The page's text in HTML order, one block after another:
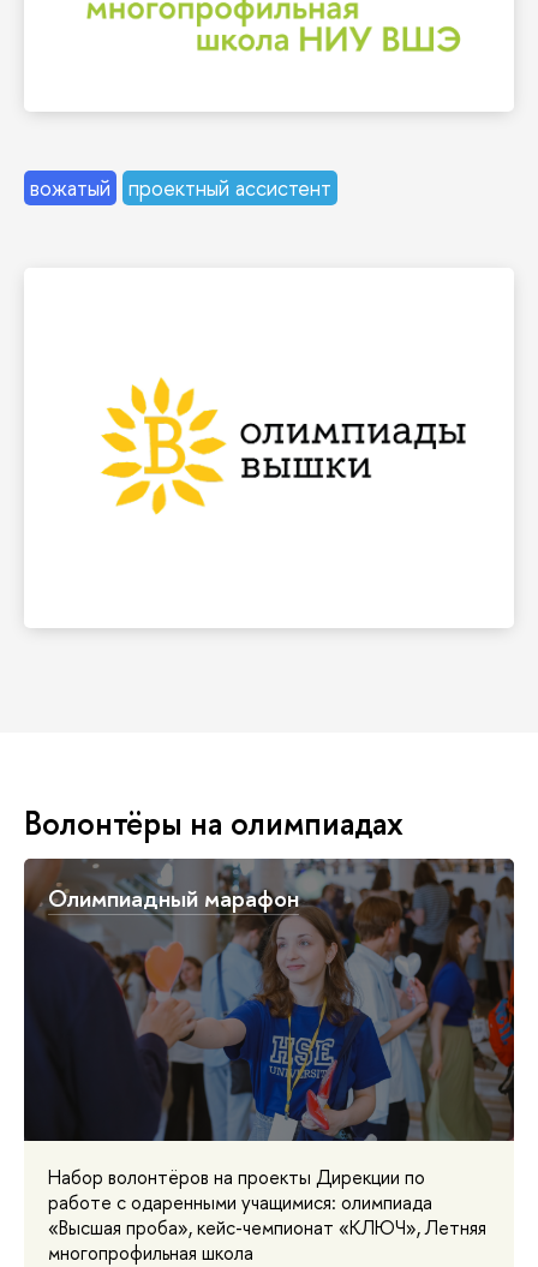
«Узнай. Сделай. Расскажи» — своеобразный
вожатый проектный ассистент
олимпиады и конкурсы на различных
мероприятиях: днях открытых дверей,
выставках и фестивалях
Волонтёры на олимпиадах
Олимпиадный марафон
Набор волонтёров на проекты Дирекции по
работе с одаренными учащимися: олимпиада
«Высшая проба», кейс-чемпионат «КЛЮЧ», Летняя
многопрофильная школа